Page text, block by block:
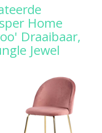
Home
Draaibaar,
Jewel